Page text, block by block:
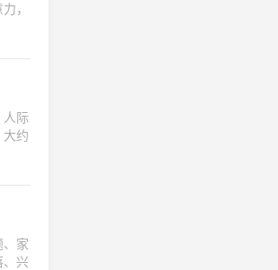
，
人际
大约
、家
、兴